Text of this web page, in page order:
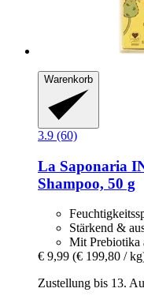
Warenkorb
3.9 (60)
La Saponaria
Shampoo, 50 g
Stärkend &
Mit Prebiotika
€ 9,99 (€ 199,80 /
Zustellung bis 13.